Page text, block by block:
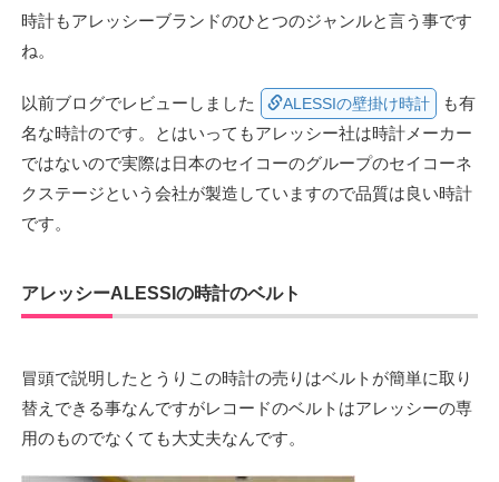
時計もアレッシーブランドのひとつのジャンルと言う事です
ね。
以前ブログでレビューしました ALESSIの壁掛け時計
も有
名な時計のです。とはいってもアレッシー社は時計メーカー
ではないので実際は日本のセイコーのグループのセイコーネ
クステージという会社が製造していますので品質は良い時計
です。
アレッシーALESSIの時計のベルト
冒頭で説明したとうりこの時計の売りはベルトが簡単に取り
替えできる事なんですがレコードのベルトはアレッシーの専
用のものでなくても大丈夫なんです。